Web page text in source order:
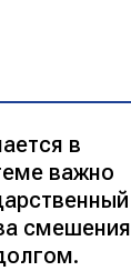
в
важно
смешения